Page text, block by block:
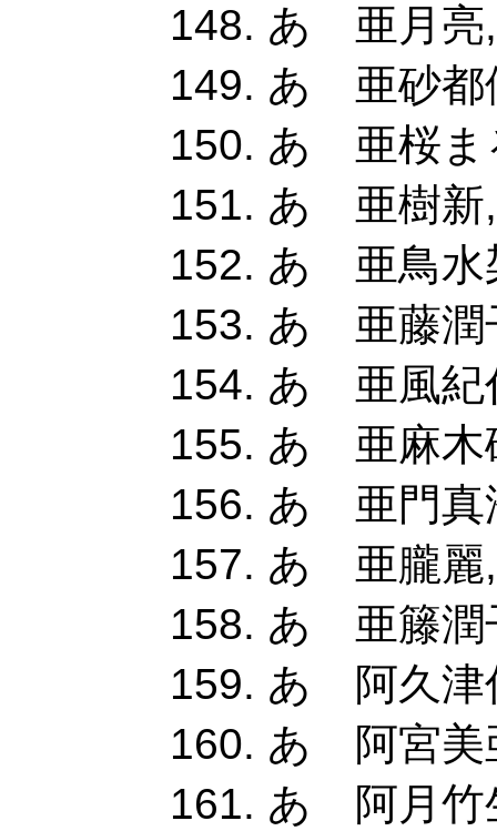
あ 亜月亮
あ 亜砂都
あ 亜桜ま
あ 亜樹新
あ 亜鳥水
あ 亜藤潤
あ 亜風
あ 亜麻木
あ 亜門真
あ 亜朧
あ 亜籐
あ 阿久
あ 阿宮
あ 阿月竹